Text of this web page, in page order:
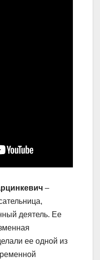
–
деятель. Ее
ее одной из